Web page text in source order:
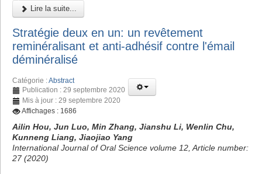
Lire la suite...
Stratégie deux en un: un revêtement
reminéralisant et anti-adhésif contre l'émail
déminéralisé
Catégorie :Abstract
Publication : 29 septembre 2020
Mis à jour : 29 septembre 2020
Affichages : 1686
Ailin Hou, Jun Luo, Min Zhang, Jianshu Li, Wenlin Chu,
Kunneng Liang, Jiaojiao Yang
International Journal of Oral Science volume 12, Article number:
27 (2020)